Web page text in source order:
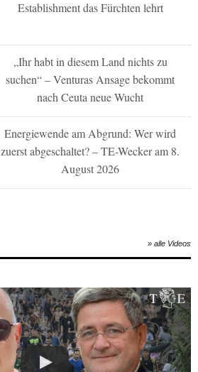
Establishment das Fürchten lehrt
„Ihr habt in diesem Land nichts zu
suchen“ – Venturas Ansage bekommt
nach Ceuta neue Wucht
Energiewende am Abgrund: Wer wird
zuerst abgeschaltet? – TE-Wecker am 8.
August 2026
» alle Videos